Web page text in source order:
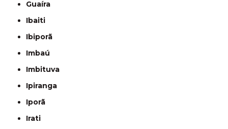
Guaíra
Ibaiti
Ibiporã
Imbaú
Imbituva
Ipiranga
Iporã
Irati